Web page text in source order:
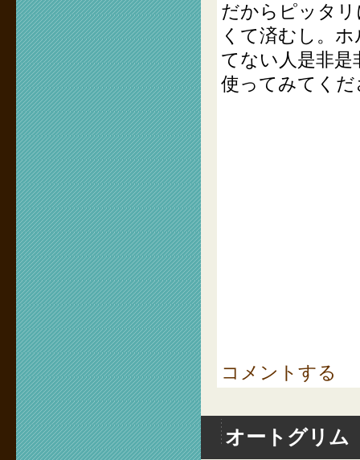
だからピッタ
くて済むし。
てない人是非是
使ってみてくだ
コメントする
オートグリム